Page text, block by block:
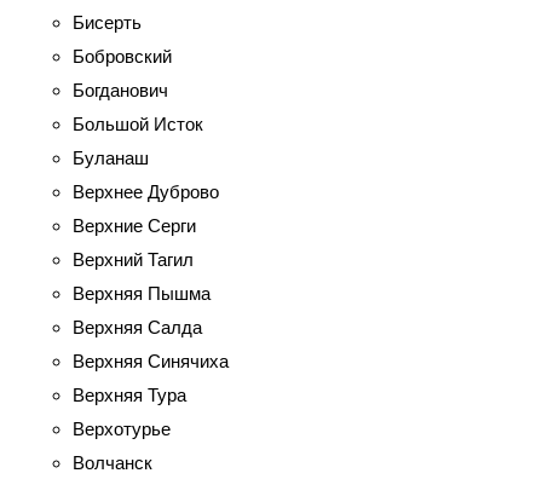
Бисерть
Бобровский
Богданович
Большой Исток
Буланаш
Верхнее Дуброво
Верхние Серги
Верхний Тагил
Верхняя Пышма
Верхняя Салда
Верхняя Синячиха
Верхняя Тура
Верхотурье
Волчанск